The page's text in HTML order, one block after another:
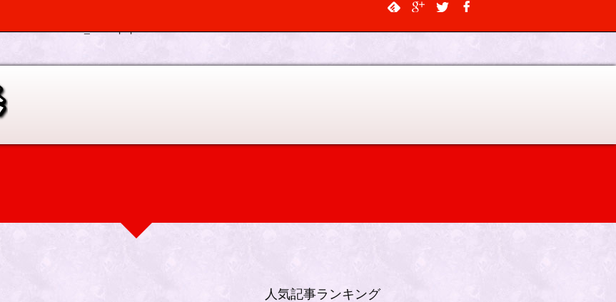
should be compatible with Walker_Nav_Menu::start_el(&$output, $data_object, $depth = 0, $args = NULL, $current_object_id =
人気記事ランキング